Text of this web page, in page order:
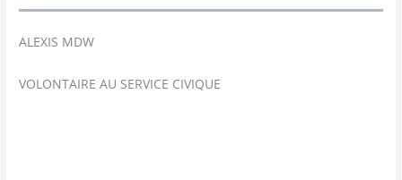
ALEXIS MDW
VOLONTAIRE AU SERVICE CIVIQUE